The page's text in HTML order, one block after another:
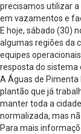
precisamos utilizar a
em vazamentos e
E hoje, sábado (30)
algumas regiões da
equipes
resposta do sistema
A Águas de Pimenta
plantão que já
manter toda a
normalizada, mas
Para mais